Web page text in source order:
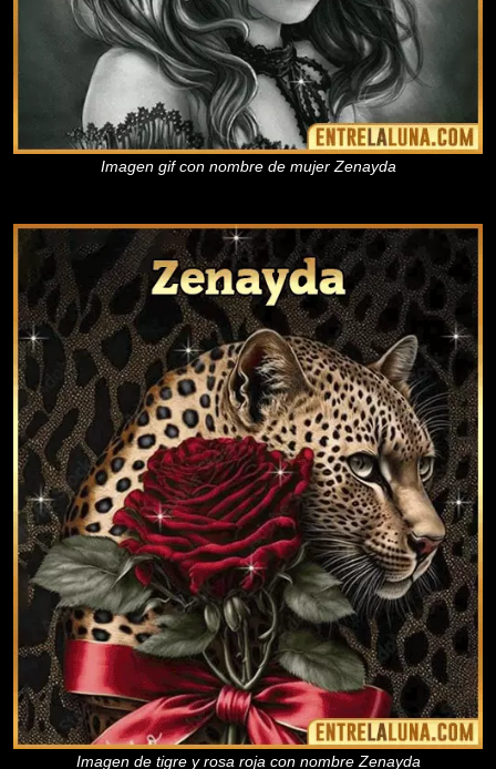
Imagen gif con nombre de mujer Zenayda
Imagen de tigre y rosa roja con nombre Zenayda